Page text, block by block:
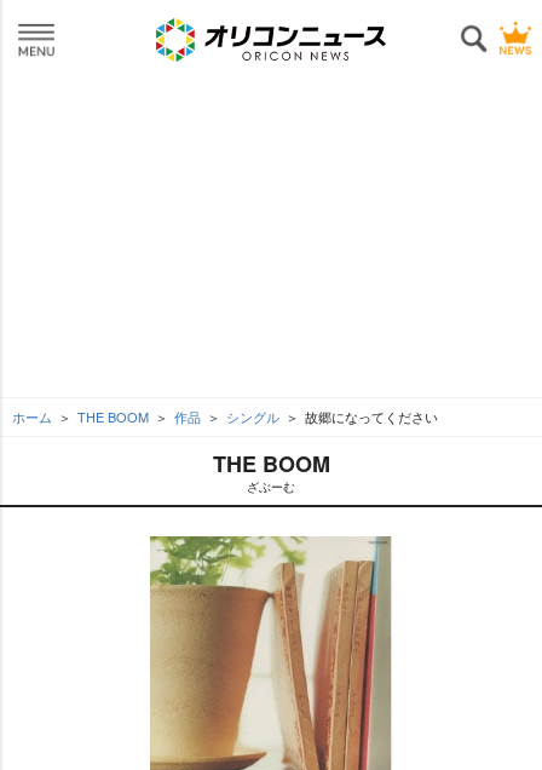
ホーム THE BOOM 作品 シングル 故郷になってください
THE BOOM
ざぶーむ